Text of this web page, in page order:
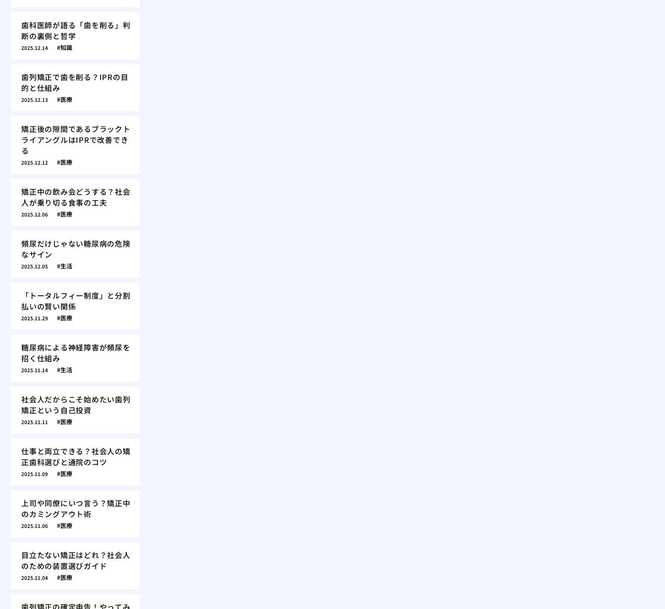
歯科医師が語る「歯を削る」判
断の裏側と哲学
2025.12.14 知識
歯列矯正で歯を削る？IPRの目
的と仕組み
2025.12.13 医療
矯正後の隙間であるブラックト
ライアングルはIPRで改善でき
る
2025.12.12 医療
矯正中の飲み会どうする？社会
人が乗り切る食事の工夫
2025.12.06 医療
頻尿だけじゃない糖尿病の危険
なサイン
2025.12.05 生活
「トータルフィー制度」と分割
払いの賢い関係
2025.11.29 医療
糖尿病による神経障害が頻尿を
招く仕組み
2025.11.14 生活
社会人だからこそ始めたい歯列
矯正という自己投資
2025.11.11 医療
仕事と両立できる？社会人の矯
正歯科選びと通院のコツ
2025.11.09 医療
上司や同僚にいつ言う？矯正中
のカミングアウト術
2025.11.06 医療
目立たない矯正はどれ？社会人
のための装置選びガイド
2025.11.04 医療
歯列矯正の確定申告！やってみ